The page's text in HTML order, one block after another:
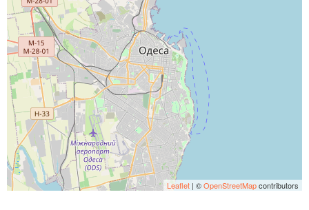
Leaflet | ©OpenStreetMapcontributors